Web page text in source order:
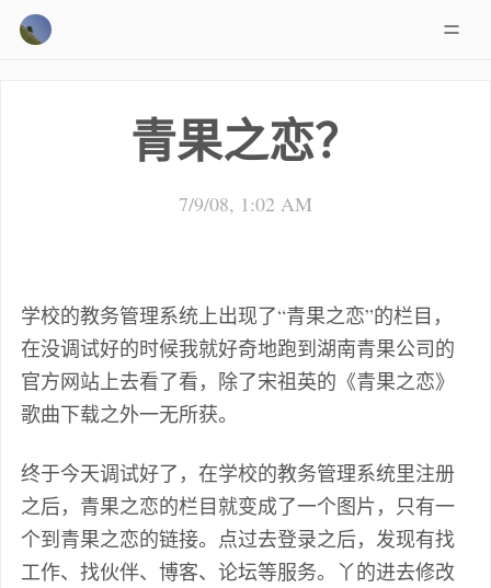
青果之恋？
7/9/08, 1:02 AM
学校的教务管理系统上出现了“青果之恋”的栏目，
在没调试好的时候我就好奇地跑到湖南青果公司的
官方网站上去看了看，除了宋祖英的《青果之恋》
歌曲下载之外一无所获。
终于今天调试好了，在学校的教务管理系统里注册
之后，青果之恋的栏目就变成了一个图片，只有一
个到青果之恋的链接。点过去登录之后，发现有找
工作、找伙伴、博客、论坛等服务。丫的进去修改